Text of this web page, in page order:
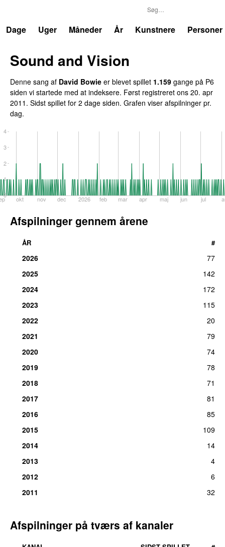
Dage
Uger Måneder År Kunstnere Personer
Sound and Vision
Denne sang af David Bowie er blevet spillet 1.159 gange på P6
siden vi startede med at indeksere. Først registreret ons 20. apr
2011 . Sidst spillet for 2 dage siden. Grafen viser afspilninger pr.
dag.
okt nov dec 2026 feb mar apr maj jun jul
0
1
2
3
4
Afspilninger gennem årene
ÅR #
2026
77
2025
142
2024
172
2023
115
2022
20
2021
79
2020
74
2019
78
2018
71
2017
81
2016
85
2015
109
2014
14
2013
4
2012
6
2011
32
Afspilninger på tværs af kanaler